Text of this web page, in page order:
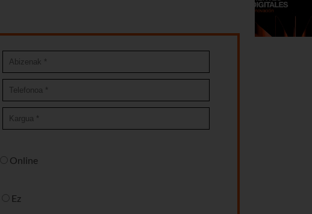
Online
Ez